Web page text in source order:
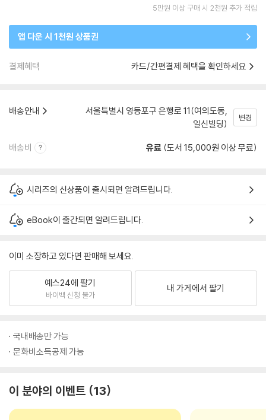
5만원 이상 구매 시 2천원 추가 적립
앱 다운 시 1천원 상품권
결제혜택 카드/간편결제 혜택을 확인하세요
배송안내
서울특별시 영등포구 은행로 11(여의도동,
일신빌딩)
변경
배송비 유료 (도서 15,000원 이상 무료)
시리즈의 신상품이 출시되면 알려드립니다.
eBook이 출간되면 알려드립니다.
이미 소장하고 있다면 판매해 보세요.
예스24에 팔기
바이백 신청 불가
내 가게에서 팔기
국내배송만 가능
문화비소득공제 가능
이 분야의 이벤트 13